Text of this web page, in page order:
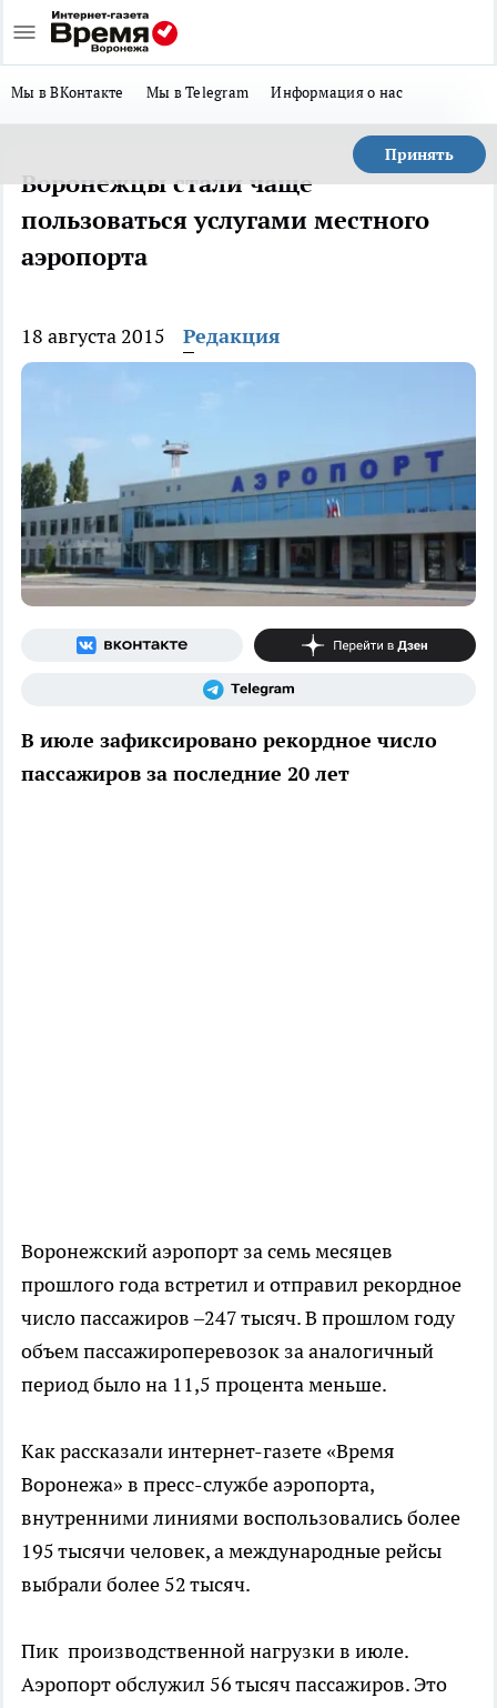
Мы в ВКонтакте Мы в Telegram Информация о нас
Принять
Воронежцы стали чаще
пользоваться услугами местного
аэропорта
18 августа 2015 Редакция
В июле зафиксировано рекордное число
пассажиров за последние 20 лет
Воронежский аэропорт за семь месяцев
прошлого года встретил и отправил рекордное
число пассажиров –247 тысяч. В прошлом году
объем пассажироперевозок за аналогичный
период было на 11,5 процента меньше.
Как рассказали интернет-газете «Время
Воронежа» в пресс-службе аэропорта,
внутренними линиями воспользовались более
195 тысячи человек, а международные рейсы
выбрали более 52 тысяч.
Пик производственной нагрузки в июле.
Аэропорт обслужил 56 тысяч пассажиров. Это